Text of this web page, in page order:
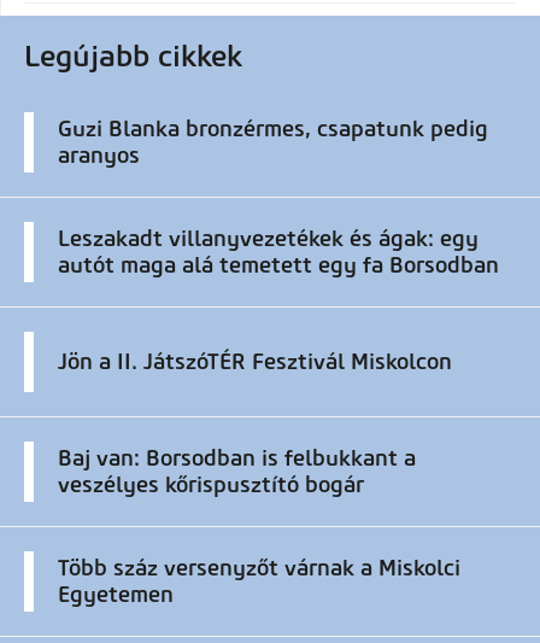
Legújabb cikkek
Guzi Blanka bronzérmes, csapatunk pedig
aranyos
Leszakadt villanyvezetékek és ágak: egy
autót maga alá temetett egy fa Borsodban
Jön a II. JátszóTÉR Fesztivál Miskolcon
Baj van: Borsodban is felbukkant a
veszélyes kőrispusztító bogár
Több száz versenyzőt várnak a Miskolci
Egyetemen